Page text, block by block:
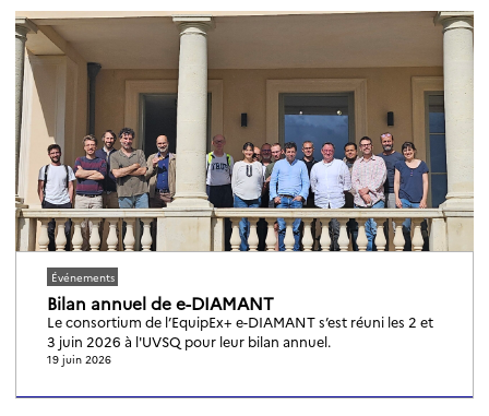
Événements
Bilan annuel de e-DIAMANT
Le consortium de l’EquipEx+ e-DIAMANT s’est réuni les 2 et
3 juin 2026 à l'UVSQ pour leur bilan annuel.
19 juin 2026